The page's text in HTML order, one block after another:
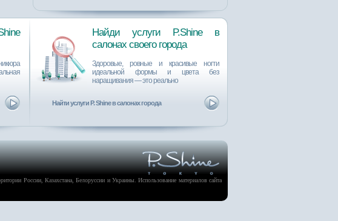
Найди услуги P.Shine в
салонах cвоего города
Здоровые, ровные и красивые ногти
идеальной формы и цвета без
наращивания ― это реально
Найти услуги P. Shine в салонах города
России, Казахстана, Белоруссии и Украины. Использование материалов сайта